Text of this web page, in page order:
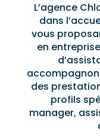
L’agence
dans
vous
en
des
profils
manager,